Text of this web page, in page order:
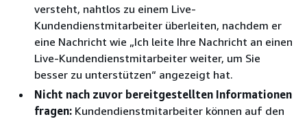
versteht, nahtlos zu einem Live-
Kundendienstmitarbeiter überleiten, nachdem er
eine Nachricht wie „Ich leite Ihre Nachricht an einen
Live-Kundendienstmitarbeiter weiter, um Sie
besser zu unterstützen“ angezeigt hat.
Nicht nach zuvor bereitgestellten Informationen
fragen: Kundendienstmitarbeiter können auf den